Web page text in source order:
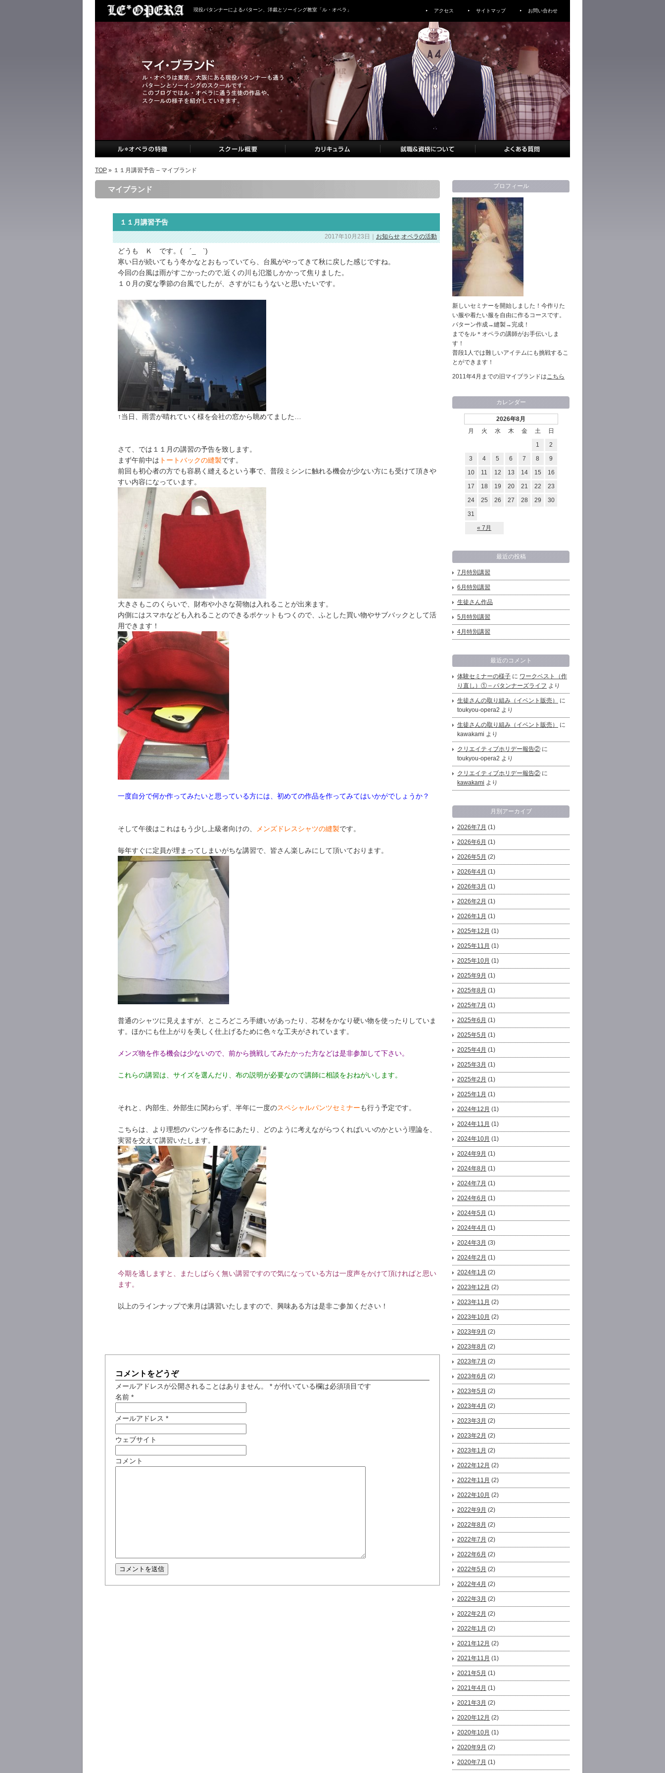
現役パタンナーによるパターン、洋裁とソーイング教室「ル・オペラ」 アクセス サイトマップ お問い合わせ
TOP » １１月講習予告 – マイブランド
マイブランド
１１月講習予告
2017年10月23日｜お知らせ,オペラの活動
どうも Ｋ です。( ´_ゝ`)
寒い日が続いてもう冬かなとおもっていてら、台風がやってきて秋に戻した感じですね。
今回の台風は雨がすごかったので,近くの川も氾濫しかかって焦りました。
１０月の変な季節の台風でしたが、さすがにもうないと思いたいです。
↑当日、雨雲が晴れていく様を会社の窓から眺めてました…
さて、では１１月の講習の予告を致します。
まず午前中は トートバックの縫製です。
前回も初心者の方でも容易く縫えるという事で、普段ミシンに触れる機会が少ない方にも受けて頂きや
すい内容になっています。
大きさもこのくらいで、財布や小さな荷物は入れることが出来ます。
内側にはスマホなども入れることのできるポケットもつくので、ふとした買い物やサブバックとして活
用できます！
一度自分で何か作ってみたいと思っている方には、初めての作品を作ってみてはいかがでしょうか？
そして午後はこれはもう少し上級者向けの、 メンズドレスシャツの縫製です。
毎年すぐに定員が埋まってしまいがちな講習で、皆さん楽しみにして頂いております。
普通のシャツに見えますが、ところどころ手縫いがあったり、芯材をかなり硬い物を使ったりしていま
す。ほかにも仕上がりを美しく仕上げるために色々な工夫がされています。
メンズ物を作る機会は少ないので、前から挑戦してみたかった方などは是非参加して下さい。
これらの講習は、サイズを選んだり、布の説明が必要なので講師に相談をおねがいします。
それと、内部生、外部生に関わらず、半年に一度のスペシャルパンツセミナーも行う予定です。
こちらは、より理想のパンツを作るにあたり、どのように考えながらつくればいいのかという理論を、
実習を交えて講習いたします。
今期を逃しますと、またしばらく無い講習ですので気になっている方は一度声をかけて頂ければと思い
ます。
以上のラインナップで来月は講習いたしますので、興味ある方は是非ご参加ください！
コメントをどうぞ
メールアドレスが公開されることはありません。 * が付いている欄は必須項目です
名前 *
メールアドレス *
ウェブサイト
コメント
プロフィール
新しいセミナーを開始しました！今作りた
い服や着たい服を自由に作るコースです。
パターン作成→縫製→完成！
までをル＊オペラの講師がお手伝いしま
す！
普段1人では難しいアイテムにも挑戦するこ
とができます！
2011年4月までの旧マイブランドはこちら
カレンダー
2026年8月
月
火 水 木 金 土 日
« 7月
1
2
3
4 5 6 7 8
9
10
11 12 13 14 15
16
17
18 19 20 21 22
23
24
25 26 27 28 29
30
31
最近の投稿
7月特別講習
6月特別講習
生徒さん作品
5月特別講習
4月特別講習
最近のコメント
体験セミナーの様子 に ワークベスト（作
り直し）① – パタンナーズライフ より
生徒さんの取り組み（イベント販売）
に
toukyou-opera2 より
生徒さんの取り組み（イベント販売）
に
kawakami より
クリエイティブホリデー報告② に
toukyou-opera2 より
クリエイティブホリデー報告② に
kawakami より
月別アーカイブ
2026年7月 (1)
2026年6月 (1)
2026年5月 (2)
2026年4月 (1)
2026年3月 (1)
2026年2月 (1)
2026年1月 (1)
2025年12月 (1)
2025年11月 (1)
2025年10月 (1)
2025年9月 (1)
2025年8月 (1)
2025年7月 (1)
2025年6月 (1)
2025年5月 (1)
2025年4月 (1)
2025年3月 (1)
2025年2月 (1)
2025年1月 (1)
2024年12月 (1)
2024年11月 (1)
2024年10月 (1)
2024年9月 (1)
2024年8月 (1)
2024年7月 (1)
2024年6月 (1)
2024年5月 (1)
2024年4月 (1)
2024年3月 (3)
2024年2月 (1)
2024年1月 (2)
2023年12月 (2)
2023年11月 (2)
2023年10月 (2)
2023年9月 (2)
2023年8月 (2)
2023年7月 (2)
2023年6月 (2)
2023年5月 (2)
2023年4月 (2)
2023年3月 (2)
2023年2月 (2)
2023年1月 (2)
2022年12月 (2)
2022年11月 (2)
2022年10月 (2)
2022年9月 (2)
2022年8月 (2)
2022年7月 (2)
2022年6月 (2)
2022年5月 (2)
2022年4月 (2)
2022年3月 (2)
2022年2月 (2)
2022年1月 (2)
2021年12月 (2)
2021年11月 (1)
2021年5月 (1)
2021年4月 (1)
2021年3月 (2)
2020年12月 (2)
2020年10月 (1)
2020年9月 (2)
2020年7月 (1)